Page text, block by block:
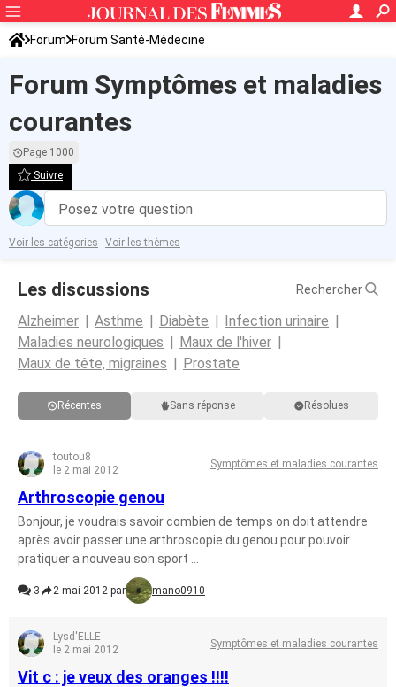
Forum Forum Santé-Médecine
Symptômes et maladies courantes
Forum Symptômes et maladies
courantes
Page 1000
Suivre
Posez votre question
Voir les catégories Voir les thèmes
Les discussions Rechercher
Alzheimer Asthme Diabète
Infection urinaire
Maladies neurologiques
Maux de l'hiver
Maux de tête, migraines
Prostate
Récentes Sans réponse Résolues
toutou8
le 2 mai 2012
Symptômes et maladies courantes
Arthroscopie genou
Bonjour, je voudrais savoir combien de temps on doit attendre
après avoir passer une arthroscopie du genou pour pouvoir
pratiquer a nouveau son sport ...
3 2 mai 2012 par mano0910
Lysd'ELLE
le 2 mai 2012
Symptômes et maladies courantes
Vit c : je veux des oranges !!!!